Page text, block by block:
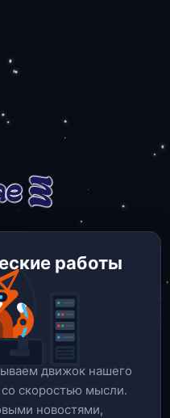
работы
движок нашего
скоростью мысли.
новостями,